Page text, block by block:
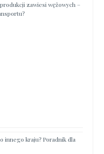
zawiesi wężowych –
innego kraju? Poradnik dla